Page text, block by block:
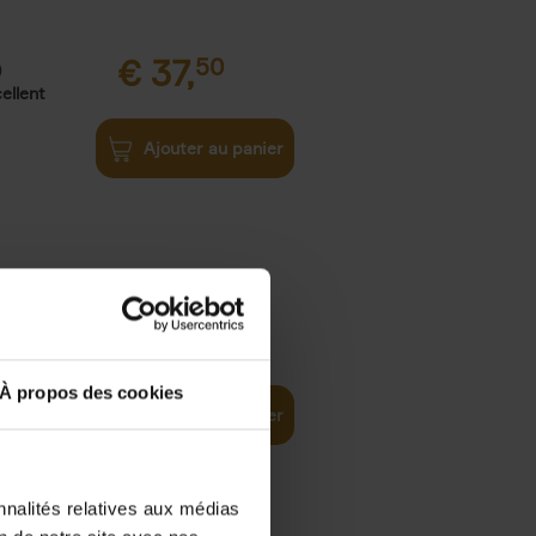
À propos des cookies
relatives aux médias
€ 37,50
Ajouter au panier
world 29,99
Ajouter au panier